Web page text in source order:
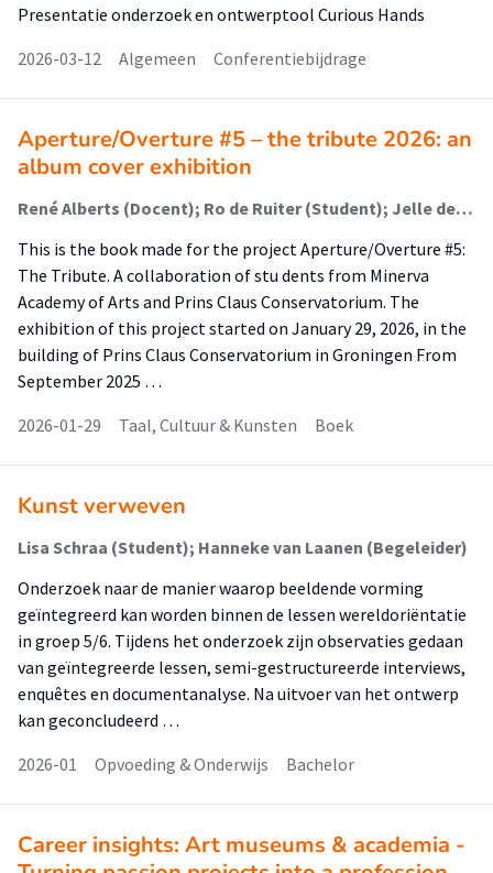
Presentatie onderzoek en ontwerptool Curious Hands
2026-03-12
Algemeen Conferentiebijdrage
Aperture/Overture #5 – the tribute 2026: an
album cover exhibition
René Alberts (Docent); Ro de Ruiter (Student); Jelle de Groot (Docent); Awoiska van der Molen; Wia Aalders (Docent); Irene van der Molen (Stafmedewerker); Maurits Wagensveld (Student)
This is the book made for the project Aperture/Overture #5:
The Tribute. A collaboration of stu dents from Minerva
Academy of Arts and Prins Claus Conservatorium. The
exhibition of this project started on January 29, 2026, in the
building of Prins Claus Conservatorium in Groningen From
September 2025 …
2026-01-29
Taal, Cultuur & Kunsten Boek
Kunst verweven
Lisa Schraa (Student); Hanneke van Laanen (Begeleider)
Onderzoek naar de manier waarop beeldende vorming
geïntegreerd kan worden binnen de lessen wereldoriëntatie
in groep 5/6. Tijdens het onderzoek zijn observaties gedaan
van geïntegreerde lessen, semi-gestructureerde interviews,
enquêtes en documentanalyse. Na uitvoer van het ontwerp
kan geconcludeerd …
2026-01
Opvoeding & Onderwijs Bachelor
Career insights: Art museums & academia -